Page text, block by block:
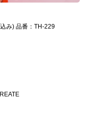
み) 品番：TH-229